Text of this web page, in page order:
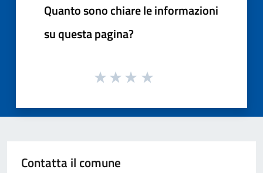
Quanto sono chiare le informazioni
su questa pagina?
Contatta il comune